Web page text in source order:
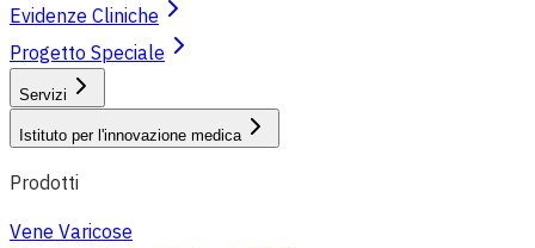
Evidenze Cliniche
Progetto Speciale
Servizi
Istituto per l'innovazione medica
Prodotti
Vene Varicose